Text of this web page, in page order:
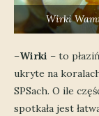
Wirki
–Wirki – to
ukryte na
SPSach. O ile
spotkała jest